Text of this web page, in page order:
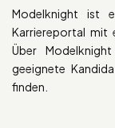
Modelknight ist
Karriereportal mit
Über
geeignete
finden.